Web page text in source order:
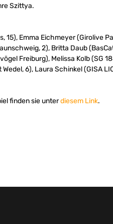
Szittya.
15), Emma Eichmeyer (Girolive
2), Britta Daub
Freiburg), Melissa Kolb (SG
6), Laura Schinkel (GISA
finden sie unterdiesem Link.